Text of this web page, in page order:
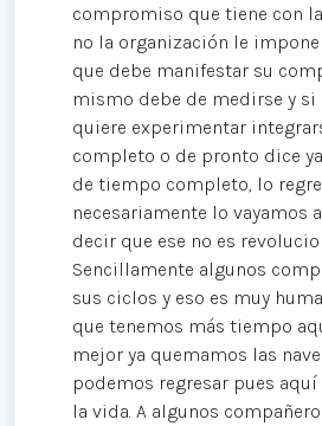
compromiso que tiene con
no la organización le
que debe manifestar su
mismo debe de medirse y si
quiere experimentar
completo o de pronto dice
de tiempo completo, lo
necesariamente lo vayamos
decir que ese no es
Sencillamente algunos
sus ciclos y eso es muy
que tenemos más tiempo
mejor ya quemamos las
podemos regresar pues
la vida. A algunos